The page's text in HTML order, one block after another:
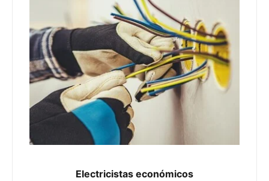
Electricistas económicos